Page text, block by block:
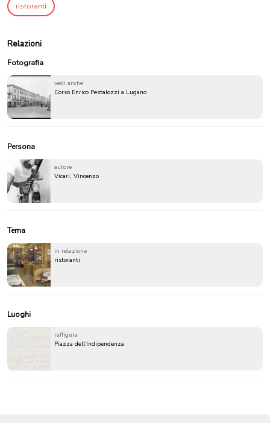
ristoranti
Relazioni
Fotografia
vedi anche
Corso Enrico Pestalozzi a Lugano
Persona
autore
Vicari, Vincenzo
Tema
in relazione
ristoranti
Luoghi
raffigura
Piazza dell'Indipendenza